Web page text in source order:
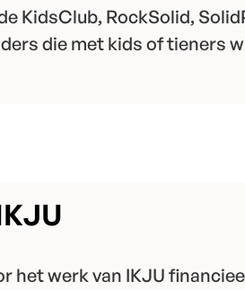
KidsClub, RockSolid,
die met kids of tieners
het werk van IKJU